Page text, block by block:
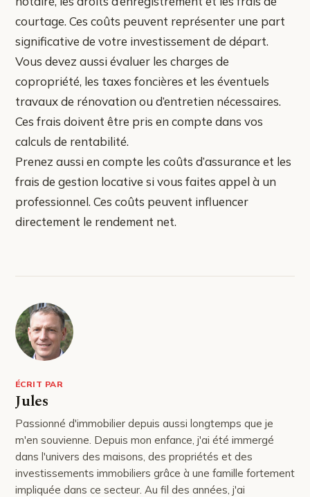
courtage. Ces coûts peuvent représenter une part
significative de votre investissement de départ.
Vous devez aussi évaluer les charges de
copropriété, les taxes foncières et les éventuels
travaux de rénovation ou d’entretien nécessaires.
Ces frais doivent être pris en compte dans vos
calculs de rentabilité.
Prenez aussi en compte les coûts d’assurance et les
frais de gestion locative si vous faites appel à un
professionnel. Ces coûts peuvent influencer
directement le rendement net.
ÉCRIT PAR
Jules
Passionné d'immobilier depuis aussi longtemps que je
m'en souvienne. Depuis mon enfance, j'ai été immergé
dans l'univers des maisons, des propriétés et des
investissements immobiliers grâce à une famille fortement
impliquée dans ce secteur. Au fil des années, j'ai